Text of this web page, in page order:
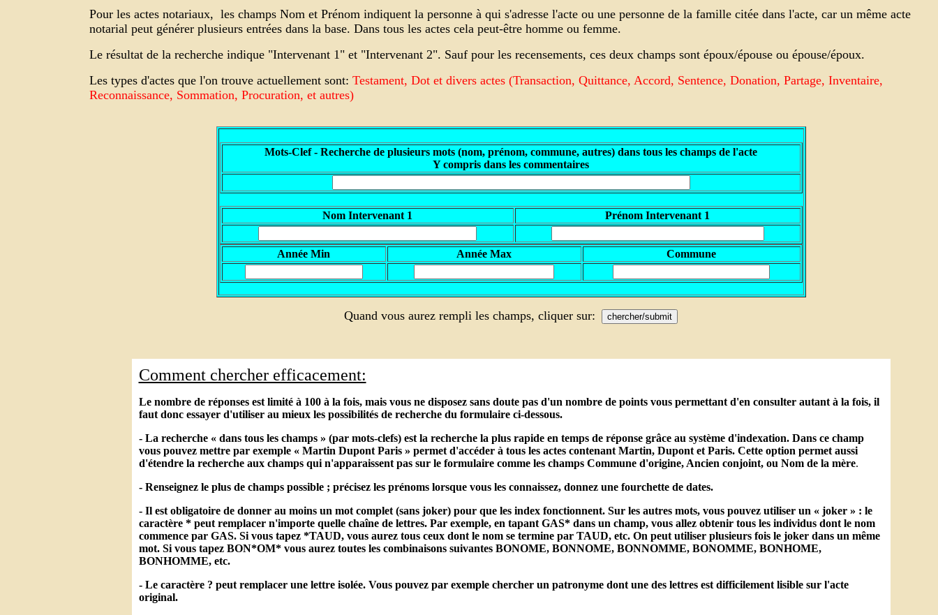
Pour les actes notariaux, les champs Nom et Prénom indiquent la personne à qui s'adresse l'acte ou une personne de la famille citée dans l'acte, car un même acte
notarial peut générer plusieurs entrées dans la base. Dans tous les actes cela peut-être homme ou femme.
Le résultat de la recherche indique "Intervenant 1" et "Intervenant 2". Sauf pour les recensements, ces deux champs sont époux/épouse ou épouse/époux.
Les types d'actes que l'on trouve actuellement sont: Testament, Dot et divers actes (Transaction, Quittance, Accord, Sentence, Donation, Partage, Inventaire,
Reconnaissance, Sommation, Procuration, et autres)
Mots-Clef - Recherche de plusieurs mots (nom, prénom, commune, autres) dans tous les champs de l'acte
Y compris dans les commentaires
Nom Intervenant 1 Prénom Intervenant 1
Année Min Année Max Commune
Quand vous aurez rempli les champs, cliquer sur:
Comment chercher efficacement:
Le nombre de réponses est limité à 100 à la fois, mais vous ne disposez sans doute pas d'un nombre de points vous permettant d'en consulter autant à la fois, il
faut donc essayer d'utiliser au mieux les possibilités de recherche du formulaire ci-dessous.
- La recherche « dans tous les champs » (par mots-clefs) est la recherche la plus rapide en temps de réponse grâce au système d'indexation. Dans ce champ
vous pouvez mettre par exemple « Martin Dupont Paris » permet d'accéder à tous les actes contenant Martin, Dupont et Paris. Cette option permet aussi
d'étendre la recherche aux champs qui n'apparaissent pas sur le formulaire comme les champs Commune d'origine, Ancien conjoint, ou Nom de la mère.
- Renseignez le plus de champs possible ; précisez les prénoms lorsque vous les connaissez, donnez une fourchette de dates.
- Il est obligatoire de donner au moins un mot complet (sans joker) pour que les index fonctionnent. Sur les autres mots, vous pouvez utiliser un « joker » : le
caractère * peut remplacer n'importe quelle chaîne de lettres. Par exemple, en tapant GAS* dans un champ, vous allez obtenir tous les individus dont le nom
commence par GAS. Si vous tapez *TAUD, vous aurez tous ceux dont le nom se termine par TAUD, etc. On peut utiliser plusieurs fois le joker dans un même
mot. Si vous tapez BON*OM* vous aurez toutes les combinaisons suivantes BONOME, BONNOME, BONNOMME, BONOMME, BONHOME,
BONHOMME, etc.
- Le caractère ? peut remplacer une lettre isolée. Vous pouvez par exemple chercher un patronyme dont une des lettres est difficilement lisible sur l'acte
original.